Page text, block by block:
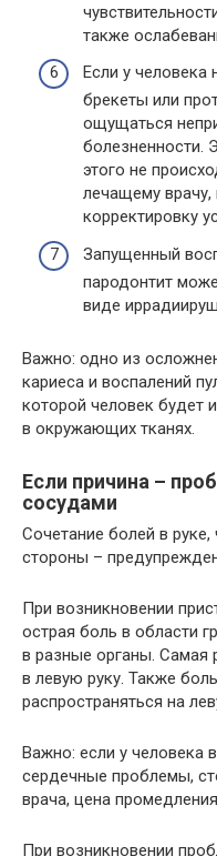
также
Если у человека
брекеты или
ощущаться
болезненности.
этого не
лечащему
корректировку
Запущенный
пародонтит
виде
Важно: одно из
кариеса и воспалений
которой человек
в окружающих тканях.
Если причина –
сосудами
Сочетание болей в руке,
стороны –
При возникновении
острая боль в области
в разные органы. Самая
в левую руку. Также
распространяться на
Важно: если у человека
сердечные проблемы,
врача, цена
При возникновении